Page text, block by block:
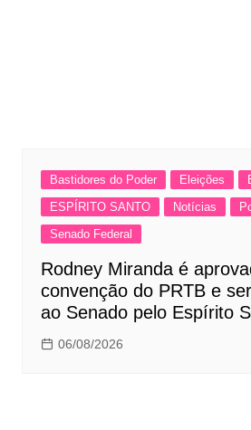
Bastidores do Poder Eleições
ESPÍRITO SANTO
Notícias
Senado Federal
Rodney Miranda é
convenção do PRTB e
ao Senado pelo Espírito
06/08/2026